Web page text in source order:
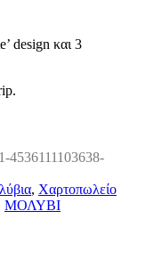
design και 3
4536111103638-
, Χαρτοπωλείο
ΜΟΛΥΒΙ